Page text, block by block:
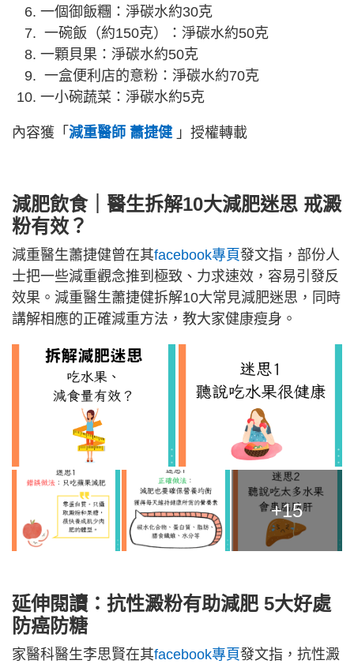
一個御飯糰：淨碳水約30克
一碗飯（約150克）：淨碳水約50克
一顆貝果：淨碳水約50克
一盒便利店的意粉：淨碳水約70克
一小碗蔬菜：淨碳水約5克
內容獲「 減重醫師 蕭捷健」授權轉載
減肥飲食｜醫生拆解10大減肥迷思 戒澱
粉有效？
減重醫生蕭捷健曾在其facebook專頁發文指，部份人
士把一些減重觀念推到極致、力求速效，容易引發反
效果。減重醫生蕭捷健拆解10大常見減肥迷思，同時
講解相應的正確減重方法，教大家健康瘦身。
+15
延伸閱讀：抗性澱粉有助減肥 5大好處
防癌防糖
家醫科醫生李思賢在其facebook專頁發文指，抗性澱